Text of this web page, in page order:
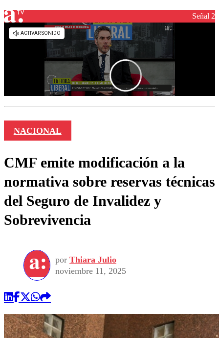
Señal 2
NACIONAL
CMF emite modificación a la
normativa sobre reservas técnicas
del Seguro de Invalidez y
Sobrevivencia
por Thiara Julio
noviembre 11, 2025